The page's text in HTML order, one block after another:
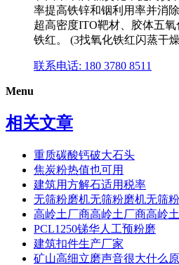
率提高铁锌和铟利用率并消
超高密度ITO靶材、胶体五
铁红。 (3找氧化铁红闪蒸干
联系电话: 180 3780 8511
Menu
相关文章
重质碳酸钙破大石头
焦炭粉热值也可用
建筑用方解石适用税率
无筛粉磨机无筛粉磨机无筛
高岭土厂商高岭土厂商高岭
PCL1250锑华人工预粉磨
建筑扣件生产厂家
矿山高细立磨声音很大什么